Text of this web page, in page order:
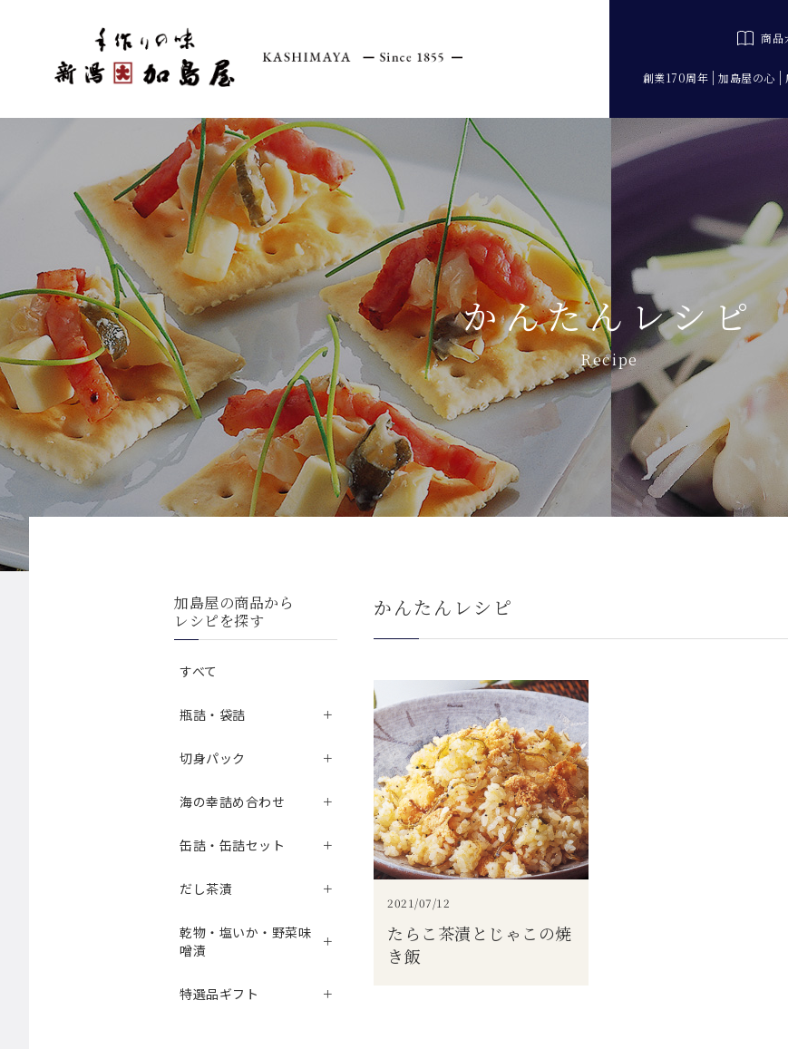
商品
創業170周年 加島屋の心
かんたんレシピ
Recipe
加島屋の商品から
レシピを探す
すべて
瓶詰・袋詰
切身パック
海の幸詰め合わせ
缶詰・缶詰セット
だし茶漬
乾物・塩いか・野菜味
噌漬
特選品ギフト
かんたんレシピ
2021/07/12
たらこ茶漬とじゃこの焼
き飯